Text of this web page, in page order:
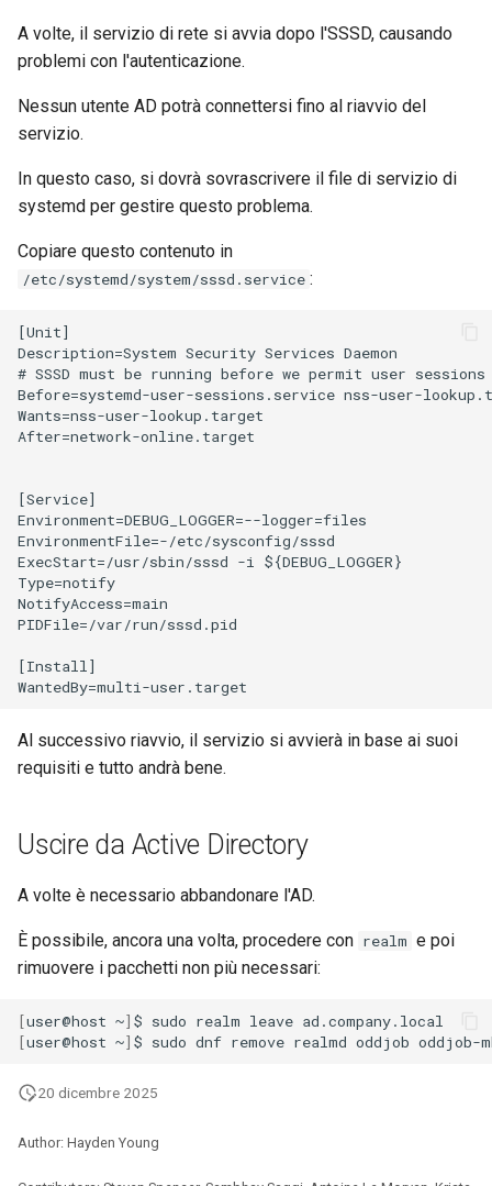
A volte, il servizio di rete si avvia dopo l'SSSD, causando
problemi con l'autenticazione.
Nessun utente AD potrà connettersi fino al riavvio del
servizio.
In questo caso, si dovrà sovrascrivere il file di servizio di
systemd per gestire questo problema.
Copiare questo contenuto in
/etc/systemd/system/sssd.service :
[Unit]
Description=System Security Services Daemon
# SSSD must be running before we permit user sessions
Before=systemd-user-sessions.service nss-user-
Wants=nss-user-lookup.target
After=network-online.target
[Service]
Environment=DEBUG_LOGGER=--logger=files
EnvironmentFile=-/etc/sysconfig/sssd
ExecStart=/usr/sbin/sssd -i ${DEBUG_LOGGER}
Type=notify
NotifyAccess=main
PIDFile=/var/run/sssd.pid
[Install]
Al successivo riavvio, il servizio si avvierà in base ai suoi
requisiti e tutto andrà bene.
Uscire da Active Directory
A volte è necessario abbandonare l'AD.
È possibile, ancora una volta, procedere con realm e poi
rimuovere i pacchetti non più necessari:
[user@host ~] $ sudo realm leave
[user@host ~] $ sudo dnf remove realmd oddjob oddjob-
20 dicembre 2025
Author: Hayden Young